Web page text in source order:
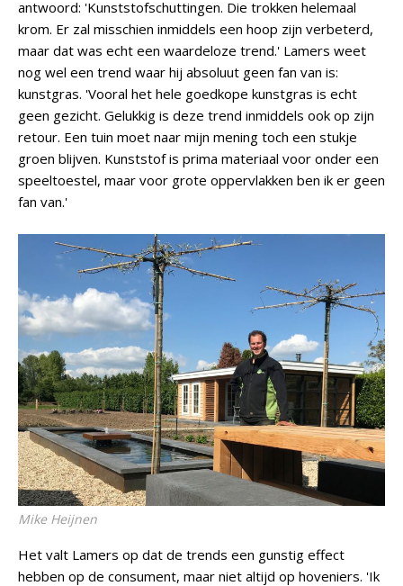
antwoord: 'Kunststofschuttingen. Die trokken helemaal
krom. Er zal misschien inmiddels een hoop zijn verbeterd,
maar dat was echt een waardeloze trend.' Lamers weet
nog wel een trend waar hij absoluut geen fan van is:
kunstgras. 'Vooral het hele goedkope kunstgras is echt
geen gezicht. Gelukkig is deze trend inmiddels ook op zijn
retour. Een tuin moet naar mijn mening toch een stukje
groen blijven. Kunststof is prima materiaal voor onder een
speeltoestel, maar voor grote oppervlakken ben ik er geen
fan van.'
Mike Heijnen
Het valt Lamers op dat de trends een gunstig effect
hebben op de consument, maar niet altijd op hoveniers. 'Ik